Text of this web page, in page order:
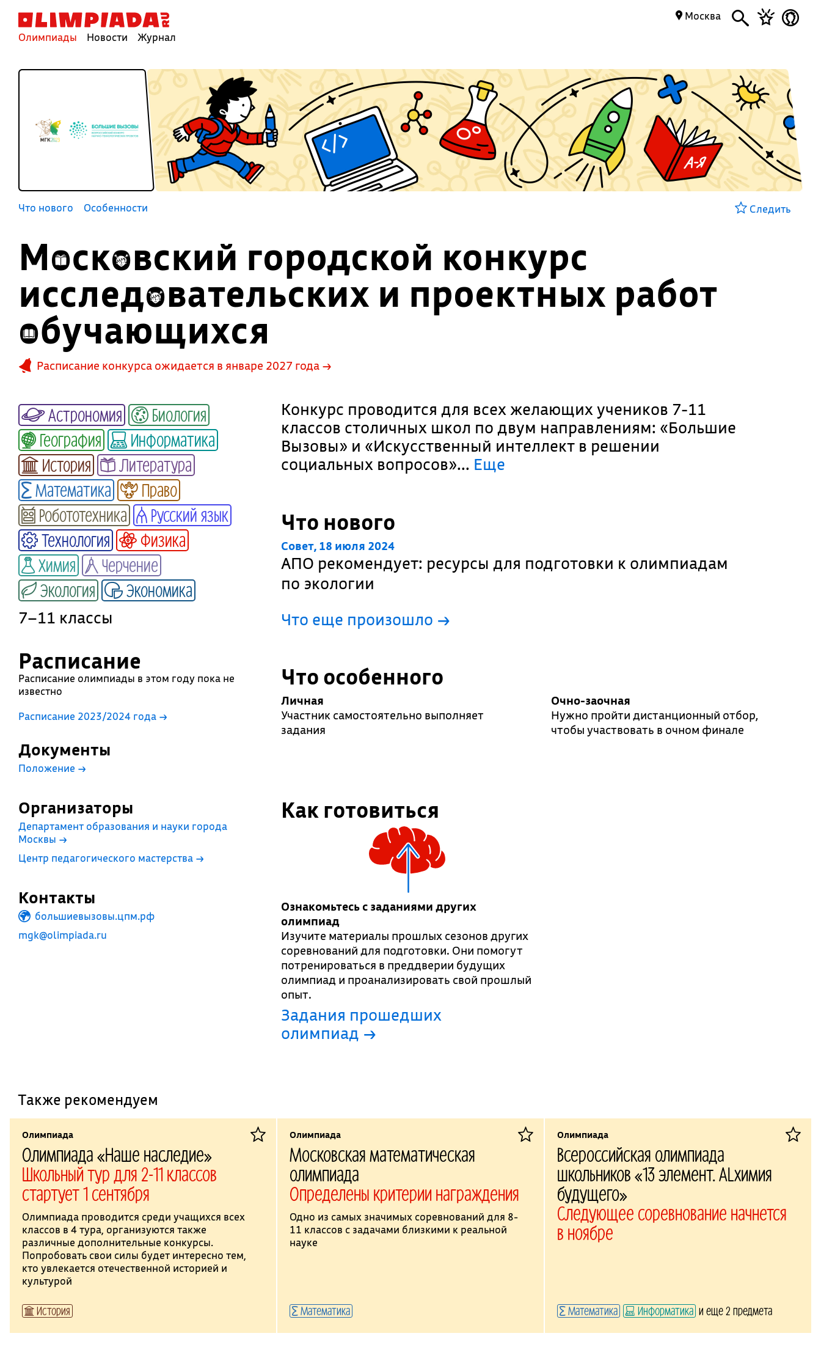
Олимпиады Новости Журнал
Москва
Что нового Особенности Следить
Московский городской конкурс
исследовательских и проектных работ
обучающихся
Расписание конкурса ожидается в январе 2027 года →
Астрономия
Биология
География
Информатика
История
Литература
Математика
Право
Робототехника
Русский язык
Технология
Физика
Химия
Черчение
Экология
Экономика
7–11 классы
Расписание
Расписание олимпиады в этом году пока не
известно
Расписание 2023/2024 года →
Документы
Положение →
Организаторы
Департамент образования и науки города
Москвы →
Центр педагогического мастерства →
Контакты
большиевызовы.цпм.рф
mgk@olimpiada.ru
Конкурс проводится для всех желающих учеников 7-11
классов столичных школ по двум направлениям: «Большие
Вызовы» и «Искусственный интеллект в решении
социальных вопросов»... Еще
Что нового
Совет, 18 июля 2024
АПО рекомендует: ресурсы для подготовки к олимпиадам
по экологии
Что еще произошло →
Что особенного
Личная
Участник самостоятельно выполняет
задания
Очно-заочная
Нужно пройти дистанционный отбор,
чтобы участвовать в очном финале
Как готовиться
Ознакомьтесь с заданиями других
олимпиад
Изучите материалы прошлых сезонов других
соревнований для подготовки. Они помогут
потренироваться в преддверии будущих
олимпиад и проанализировать свой прошлый
опыт.
Задания прошедших
олимпиад →
Также рекомендуем
Олимпиада
Олимпиада «Наше наследие»
Школьный тур для 2-11 классов
стартует 1 сентября
Олимпиада проводится среди учащихся всех
классов в 4 тура, организуются также
различные дополнительные конкурсы.
Попробовать свои силы будет интересно тем,
кто увлекается отечественной историей и
культурой
История
Олимпиада
Московская математическая
олимпиада
Определены критерии награждения
Одно из самых значимых соревнований для 8-
11 классов с задачами близкими к реальной
науке
Математика
Олимпиада
Всероссийская олимпиада
школьников «13 элемент. ALхимия
будущего»
Следующее соревнование начнется
в ноябре
Математика Информатика и еще 2 предмета